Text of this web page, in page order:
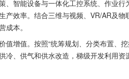
、智能设备与一体化工控系统、作业
产效率。结合三维与视频、VR/AR及
成本。
值增值。按照“统筹规划、分类布置、
冷、供气和供水改造，梯级开发利用资